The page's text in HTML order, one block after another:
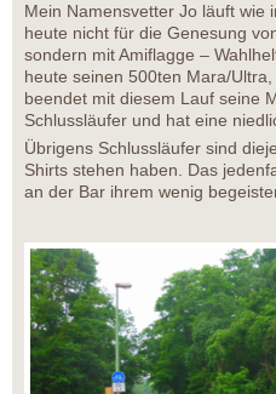
Mein Namensvetter Jo läuft wie
heute nicht für die Genesung
sondern mit Amiflagge –
heute seinen 500ten Mara/
beendet mit diesem Lauf seine
Schlussläufer und hat eine
Übrigens Schlussläufer sind
Shirts stehen haben. Das
an der Bar ihrem wenig